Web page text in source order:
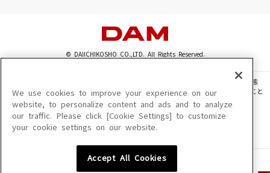
© DAIICHIKOSHO CO.,LTD. All Rights Reserved.
このサイトに掲載されている一切の文章・画像・写真・動画・音声等を、手段や形態
を問わず、著作権法の定める範囲を超えて無断で複製、転載、ファイル化などすること
を禁じます。
楽曲及びコンテンツは、機種によりご利用いただけない場合があります。
楽曲及びコンテンツの配信日、配信内容が変更になる場合があります。
We use cookies to improve your experience on our
website, to personalize content and ads and to analyze
our traffic. Please click [Cookie Settings] to customize
your cookie settings on our website.
Accept All Cookies